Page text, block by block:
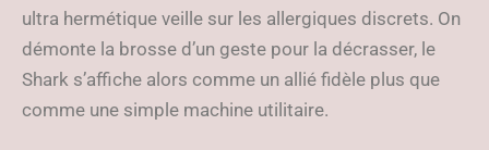
ultra hermétique veille sur les allergiques discrets. On
démonte la brosse d’un geste pour la décrasser, le
Shark s’affiche alors comme un allié fidèle plus que
comme une simple machine utilitaire.